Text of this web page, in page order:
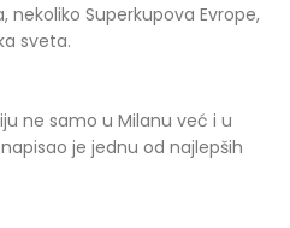
Superkupova Evrope,
sveta.
ne samo u Milanu već i u
je jednu od najlepših